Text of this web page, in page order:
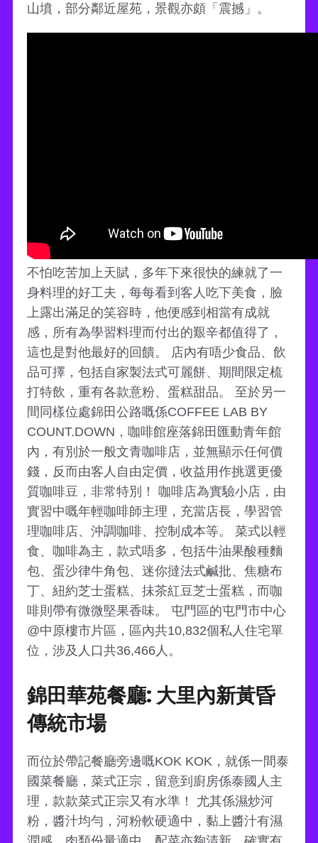
山墳，部分鄰近屋苑，景觀亦頗「震撼」。
不怕吃苦加上天賦，多年下來很快的練就了一
身料理的好工夫，每每看到客人吃下美食，臉
上露出滿足的笑容時，他便感到相當有成就
感，所有為學習料理而付出的艱辛都值得了，
這也是對他最好的回饋。 店內有唔少食品、飲
品可擇，包括自家製法式可麗餅、期間限定梳
打特飲，重有各款意粉、蛋糕甜品。 至於另一
間同樣位處錦田公路嘅係COFFEE LAB BY
COUNT.DOWN，咖啡館座落錦田匯動青年館
內，有別於一般文青咖啡店，並無顯示任何價
錢，反而由客人自由定價，收益用作挑選更優
質咖啡豆，非常特別！ 咖啡店為實驗小店，由
實習中嘅年輕咖啡師主理，充當店長，學習管
理咖啡店、沖調咖啡、控制成本等。 菜式以輕
食、咖啡為主，款式唔多，包括牛油果酸種麵
包、蛋沙律牛角包、迷你撻法式鹹批、焦糖布
丁、紐約芝士蛋糕、抺茶紅豆芝士蛋糕，而咖
啡則帶有微微堅果香味。 屯門區的屯門市中心
@中原樓市片區，區內共10,832個私人住宅單
位，涉及人口共36,466人。
錦田華苑餐廳: 大里內新黃昏
傳統市場
而位於帶記餐廳旁邊嘅KOK KOK，就係一間泰
國菜餐廳，菜式正宗，留意到廚房係泰國人主
理，款款菜式正宗又有水準！ 尤其係濕炒河
粉，醬汁均勻，河粉軟硬適中，黏上醬汁有濕